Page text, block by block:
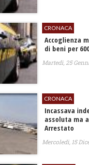
CRONACA
Accoglienza
di beni per
Martedì, 25
CRONACA
Incassava
assoluta ma
Arrestato
Mercoledì, 15